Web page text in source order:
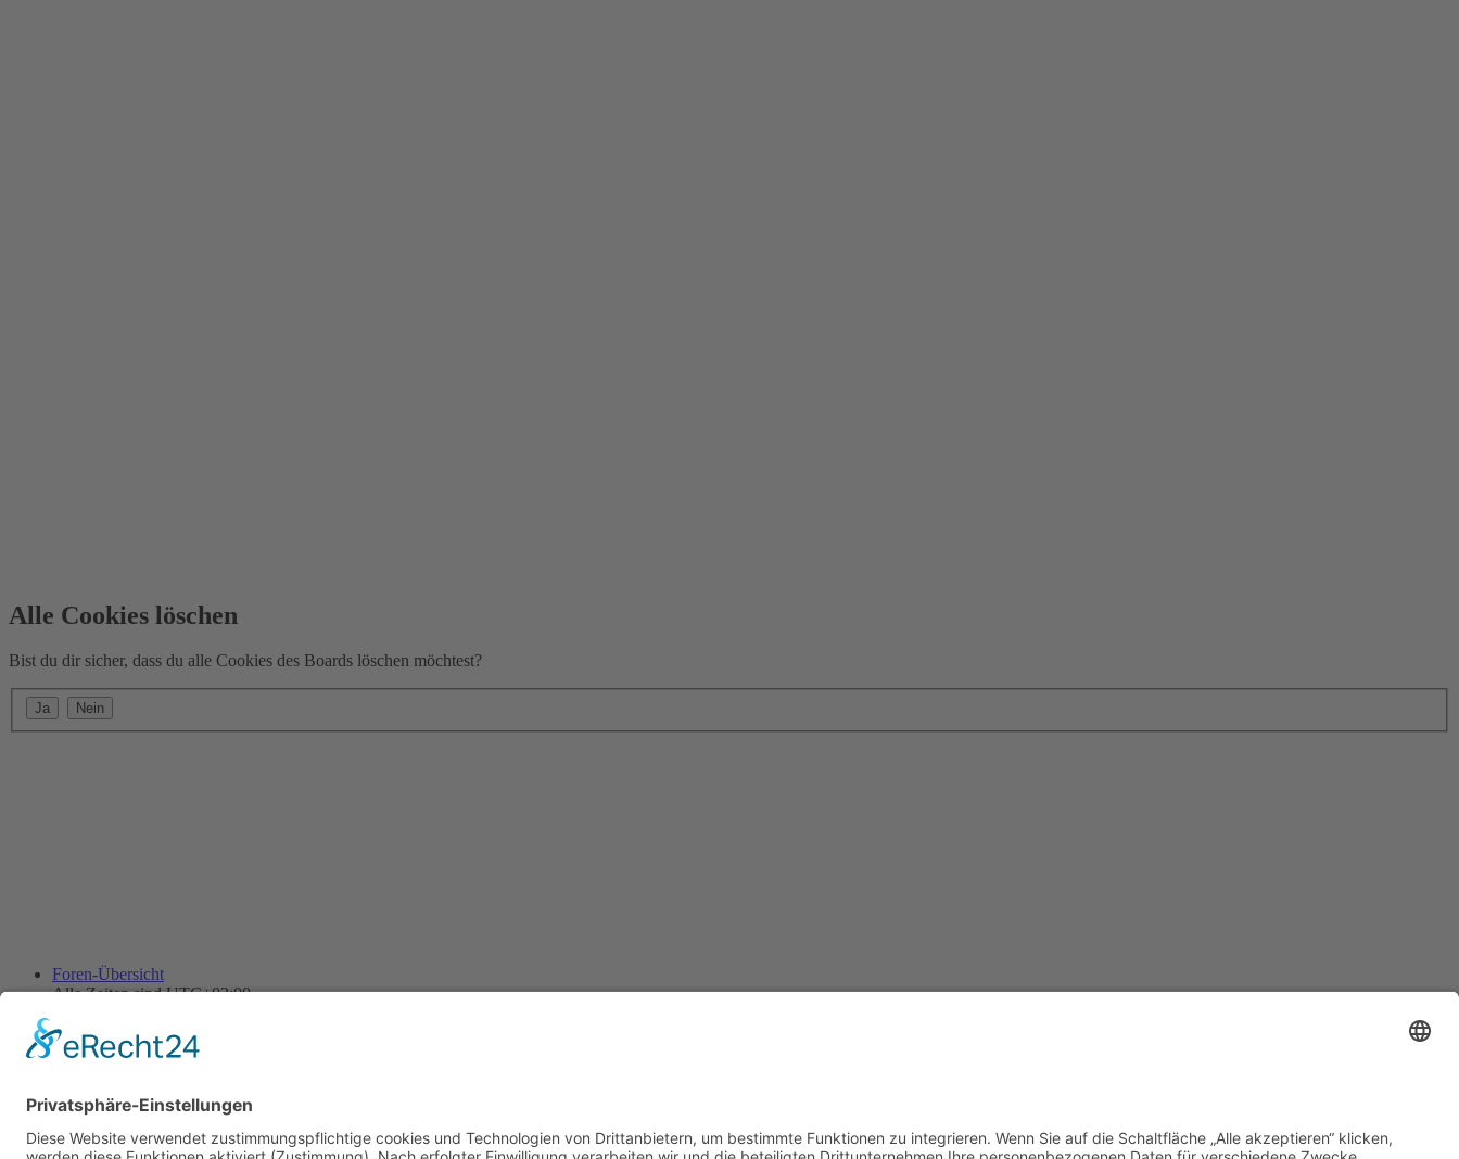
Alle Cookies löschen
Bist du dir sicher, dass du alle Cookies des Boards löschen möchtest?
Foren-Übersicht
Alle Zeiten sindUTC+02:00
Powered byphpBB® Forum Software © phpBB Limited